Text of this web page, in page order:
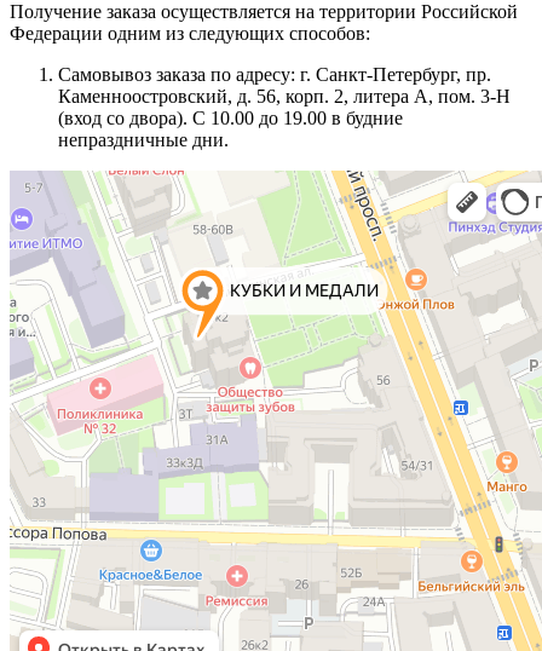
Получение заказа осуществляется на территории Российской
Федерации одним из следующих способов:
Самовывоз заказа по адресу: г. Санкт-Петербург, пр.
Каменноостровский, д. 56, корп. 2, литера А, пом. 3-Н
(вход со двора). С 10.00 до 19.00 в будние
непраздничные дни.